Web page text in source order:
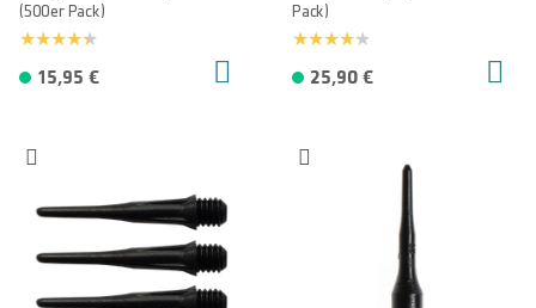
(500er Pack)
15,95 €
Pack)
25,90 €